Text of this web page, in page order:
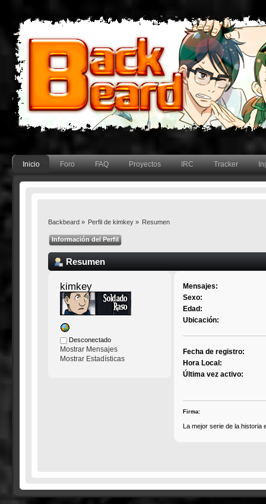
Inicio Foro FAQ Proyectos IRC Tracker
Backbeard» Perfil de kimkey» Resumen
Información del Perfil
Resumen
kimkey
Desconectado
Mostrar Mensajes
Mostrar Estadísticas
Mensajes:
Sexo:
Edad:
Ubicación:
Fecha de registro:
Hora Local:
Última vez activo:
Firma:
La mejor serie de la historia